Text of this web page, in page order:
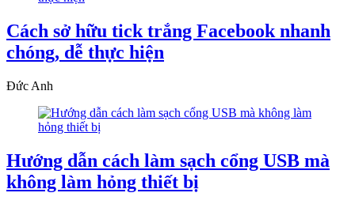
Cách sở hữu tick trắng Facebook nhanh
chóng, dễ thực hiện
Đức Anh
Hướng dẫn cách làm sạch cổng USB mà
không làm hỏng thiết bị